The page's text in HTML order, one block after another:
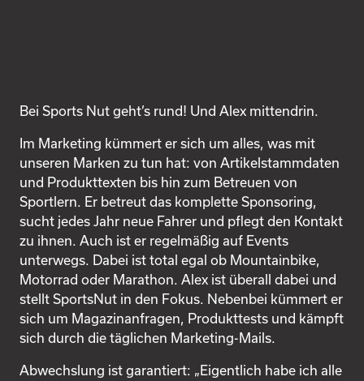
Bei Sports Nut geht’s rund! Und Alex mittendrin.
Im Marketing kümmert er sich um alles, was mit
unseren Marken zu tun hat: von Artikelstammdaten
und Produkttexten bis hin zum Betreuen von
Sportlern. Er betreut das komplette Sponsoring,
sucht jedes Jahr neue Fahrer und pflegt den Kontakt
zu ihnen. Auch ist er regelmäßig auf Events
unterwegs. Dabei ist total egal ob Mountainbike,
Motorrad oder Marathon. Alex ist überall dabei und
stellt SportsNut in den Fokus. Nebenbei kümmert er
sich um Magazinanfragen, Produkttests und kämpft
sich durch die täglichen Marketing-Mails.
Abwechslung ist garantiert: „Eigentlich habe ich alle